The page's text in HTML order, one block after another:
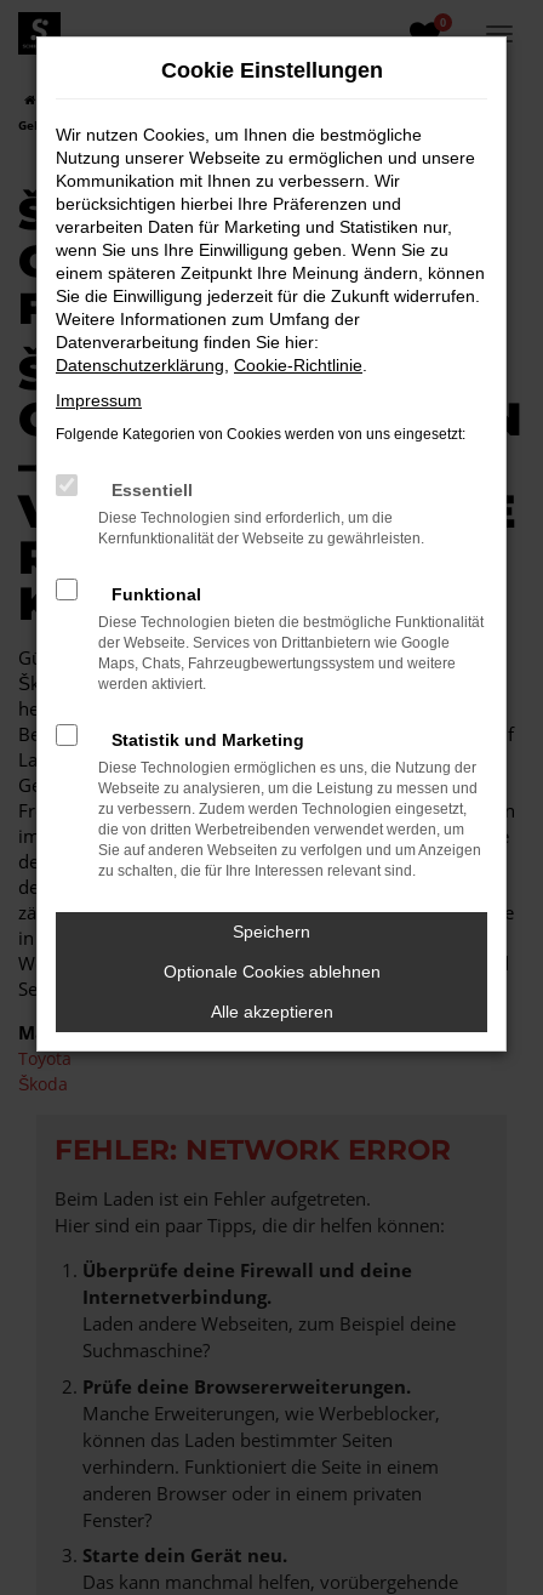
Zum
Hauptinhalt
0
Gebrauchtwagen für Kamenz
ŠKODA KODIAQ
GEBRAUCHTWAGEN
FÜR KAMENZ
ŠKODA KODIAQ
GEBRAUCHTWAGEN
–
VERTRAUENSVOLLE
R AUTOKAUF IN
KAMENZ
Günstige Mobilität in Kamenz kann so einfach sein. Ein
Škoda Kodiaq Gebrauchtwagen besticht durch seine
herausragende Qualität und erweist sich als jahrelanger
Begleiter. Sowohl im Stadtverkehr von Kamenz als auch auf
Landstraße und Autobahn ist der Škoda Kodiaq
Gebrauchtwagen eine perfekte Lösung und wird Ihnen viel
Freude bereiten. Unser Autohaus ist seit mehr als 30 Jahren
im Geschäft. Wir sind nicht nur Experten für Fahrzeuge wie
den Škoda Kodiaq Gebrauchtwagen, sondern auch tief in
der Region Kamenz verankert. In unserem Unternehmen
zählen noch Werte wie Vertrauen und Kundennähe, was Sie
in jeder Beratung im positivsten Sinne erfahren. Des
Weiteren zeichnen wir uns durch ein breites Fahrzeug- und
Serviceangebot und günstige Preise
Marken
Toyota
Škoda
FEHLER: NETWORK ERROR
Beim Laden ist ein Fehler aufgetreten.
Hier sind ein paar Tipps, die dir helfen können:
Überprüfe deine Firewall und deine
Internetverbindung.
Laden andere Webseiten, zum Beispiel deine
Suchmaschine?
Prüfe deine Browsererweiterungen.
Manche Erweiterungen, wie Werbeblocker,
können das Laden bestimmter Seiten
verhindern. Funktioniert die Seite in einem
anderen Browser oder in einem privaten
Fenster?
Starte dein Gerät neu.
Das kann manchmal helfen, vorübergehende
Cookie Einstellungen
Wir nutzen Cookies, um Ihnen die bestmögliche
Nutzung unserer Webseite zu ermöglichen und unsere
Kommunikation mit Ihnen zu verbessern. Wir
berücksichtigen hierbei Ihre Präferenzen und
verarbeiten Daten für Marketing und Statistiken nur,
wenn Sie uns Ihre Einwilligung geben. Wenn Sie zu
einem späteren Zeitpunkt Ihre Meinung ändern, können
Sie die Einwilligung jederzeit für die Zukunft widerrufen.
Weitere Informationen zum Umfang der
Datenverarbeitung finden Sie hier:
Datenschutzerklärung Cookie-Richtlinie
Impressum
Folgende Kategorien von Cookies werden von uns eingesetzt:
Essentiell
Diese Technologien sind erforderlich, um die
Kernfunktionalität der Webseite zu gewährleisten.
Funktional
Diese Technologien bieten die bestmögliche Funktionalität
der Webseite. Services von Drittanbietern wie Google
Maps, Chats, Fahrzeugbewertungssystem und weitere
werden aktiviert.
Statistik und Marketing
Diese Technologien ermöglichen es uns, die Nutzung der
Webseite zu analysieren, um die Leistung zu messen und
zu verbessern. Zudem werden Technologien eingesetzt,
die von dritten Werbetreibenden verwendet werden, um
Sie auf anderen Webseiten zu verfolgen und um Anzeigen
zu schalten, die für Ihre Interessen relevant sind.
Speichern
Optionale Cookies ablehnen
Alle akzeptieren